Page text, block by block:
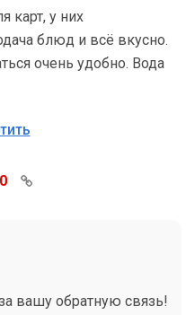
карт, у них
блюд и всё вкусно.
очень удобно. Вода
0
вашу обратную связь!